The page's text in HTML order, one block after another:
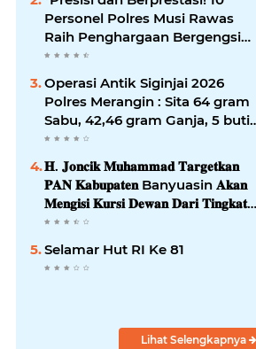
Personel Polres Musi Rawas
Raih Penghargaan Bergengsi
dari Kapolda Sumsel*
Operasi Antik Siginjai 2026
Polres Merangin : Sita 64 gram
Sabu, 42,46 gram Ganja, 5 butir
extasi, dan Amankan 21 Orang
Tersangka
𝐇. 𝐉𝐨𝐧𝐜𝐢𝐤 𝐌𝐮𝐡𝐚𝐦𝐦𝐚𝐝 𝐓𝐚𝐫𝐠𝐞𝐭𝐤𝐚𝐧
𝐏𝐀𝐍 𝐊𝐚𝐛𝐮𝐩𝐚𝐭𝐞𝐧 Banyuasin 𝐀𝐤𝐚𝐧
𝐌𝐞𝐧𝐠𝐢𝐬𝐢 𝐊𝐮𝐫𝐬𝐢 𝐃𝐞𝐰𝐚𝐧 𝐃𝐚𝐫𝐢 𝐓𝐢𝐧𝐠𝐤𝐚𝐭
𝐃𝐏𝐑 𝐃𝐚𝐞𝐫𝐚𝐡 𝐇𝐢𝐧𝐠𝐠𝐚 𝐃𝐏𝐑-𝐑𝐈
Selamar Hut RI Ke 81
Lihat Selengkapnya